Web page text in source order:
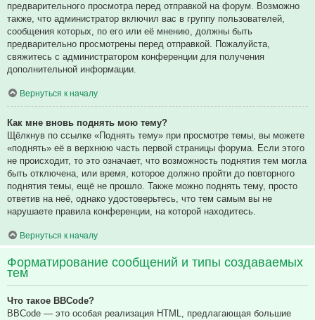
предварительного просмотра перед отправкой на форум. Возможно
также, что администратор включил вас в группу пользователей,
сообщения которых, по его или её мнению, должны быть
предварительно просмотрены перед отправкой. Пожалуйста,
свяжитесь с администратором конференции для получения
дополнительной информации.
Вернуться к началу
Как мне вновь поднять мою тему?
Щёлкнув по ссылке «Поднять тему» при просмотре темы, вы можете
«поднять» её в верхнюю часть первой страницы форума. Если этого
не происходит, то это означает, что возможность поднятия тем могла
быть отключена, или время, которое должно пройти до повторного
поднятия темы, ещё не прошло. Также можно поднять тему, просто
ответив на неё, однако удостоверьтесь, что тем самым вы не
нарушаете правила конференции, на которой находитесь.
Вернуться к началу
Форматирование сообщений и типы создаваемых
тем
Что такое BBCode?
BBCode — это особая реализация HTML, предлагающая большие